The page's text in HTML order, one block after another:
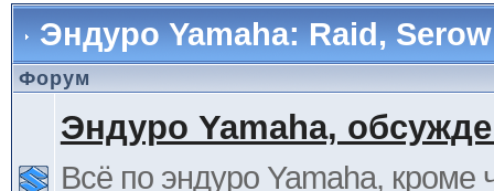
Эндуро Yamaha: Raid,
Форум
Эндуро Yamaha,
Всё по эндуро Yamaha, кроме